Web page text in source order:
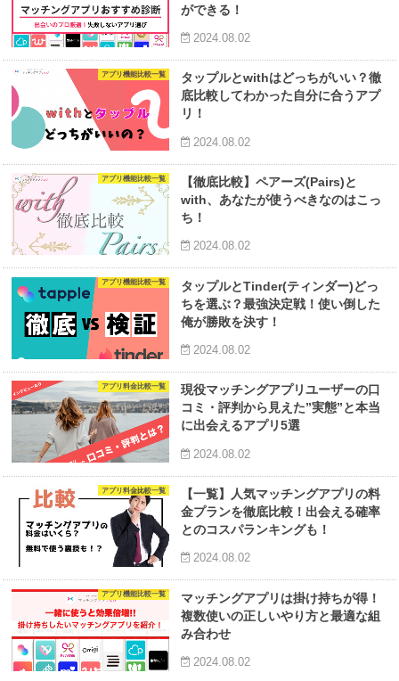
ができる！
2024.08.02
アプリ機能比較一覧
タップルとwithはどっちがいい？徹
底比較してわかった自分に合うアプ
リ！
2024.08.02
アプリ機能比較一覧
【徹底比較】ペアーズ(Pairs)と
with、あなたが使うべきなのはこっ
ち！
2024.08.02
アプリ機能比較一覧
タップルとTinder(ティンダー)どっ
ちを選ぶ？最強決定戦！使い倒した
俺が勝敗を決す！
2024.08.02
アプリ料金比較一覧
現役マッチングアプリユーザーの口
コミ・評判から見えた”実態”と本当
に出会えるアプリ5選
2024.08.02
アプリ料金比較一覧
【一覧】人気マッチングアプリの料
金プランを徹底比較！出会える確率
とのコスパランキングも！
2024.08.02
アプリ機能比較一覧
マッチングアプリは掛け持ちが得！
複数使いの正しいやり方と最適な組
み合わせ
2024.08.02